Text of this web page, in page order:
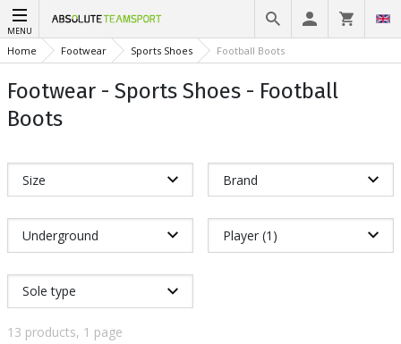
MENU
Home Footwear Sports Shoes Football Boots
Footwear - Sports Shoes - Football
Boots
Size Brand
Underground Player (1)
Sole type
13 products, 1 page